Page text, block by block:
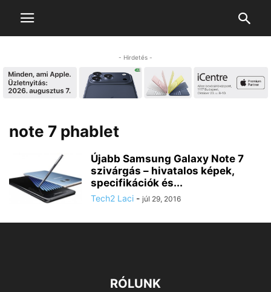
- Hirdetés -
note 7 phablet
Újabb Samsung Galaxy Note 7
szivárgás – hivatalos képek,
specifikációk és...
Tech2 Laci - júl 29, 2016
RÓLUNK